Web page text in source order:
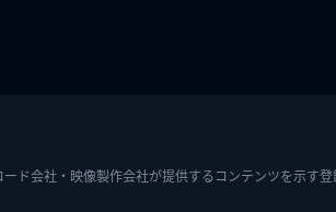
ド会社・映像製作会社が提供するコンテンツを示す